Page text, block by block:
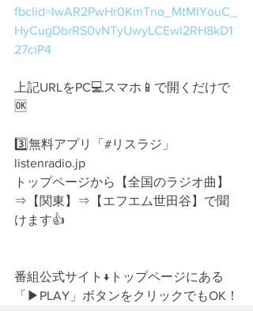
fbclid=IwAR2PwHr0KmTno_MtMIYouC_
HyCugDbrRS0vNTyUwyLCEwl2RH8kD1
27ciP4
上記URLをPC💻スマホ📱で開くだけで
🆗
3️⃣無料アプリ「#リスラジ」
listenradio.jp
トップページから【全国のラジオ曲】
⇒【関東】⇒【エフエム世田谷】で聞
けます👍
番組公式サイト↓トップページにある
「▶︎PLAY」ボタンをクリックでもOK！